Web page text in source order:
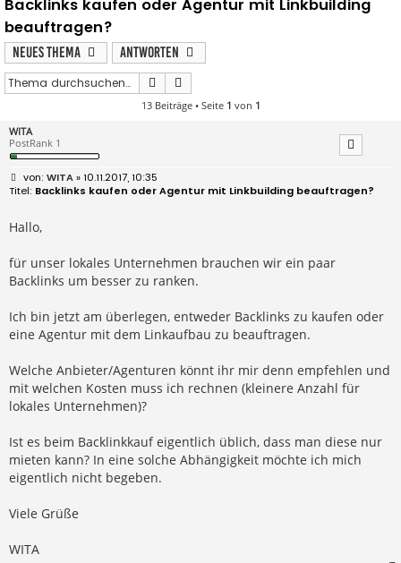
Backlinks kaufen oder Agentur mit Linkbuilding
beauftragen?
Neues Thema
Antworten
Suche
13 Beiträge • Seite 1 von 1
WITA
PostRank 1
B
e
i
r
a
WITA» 10.11.2017, 10:35
Backlinks kaufen oder Agentur mit Linkbuilding beauftragen?
Hallo,
für unser lokales Unternehmen brauchen wir ein paar
Backlinks um besser zu ranken.
Ich bin jetzt am überlegen, entweder Backlinks zu kaufen oder
eine Agentur mit dem Linkaufbau zu beauftragen.
Welche Anbieter/Agenturen könnt ihr mir denn empfehlen und
mit welchen Kosten muss ich rechnen (kleinere Anzahl für
lokales Unternehmen)?
Ist es beim Backlinkkauf eigentlich üblich, dass man diese nur
mieten kann? In eine solche Abhängigkeit möchte ich mich
eigentlich nicht begeben.
Viele Grüße
WITA